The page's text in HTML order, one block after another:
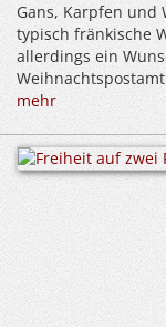
Gans, Karpfen und
typisch fränkische
allerdings ein
mehr